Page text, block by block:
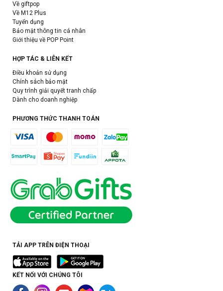
Về giftpop
Về M12 Plus
Tuyển dụng
Bảo mật thông tin cá nhân
Giới thiệu về POP Point
HỢP TÁC & LIÊN KẾT
Điều khoản sử dụng
Chính sách bảo mật
Quy trình giải quyết tranh chấp
Dành cho doanh nghiệp
PHƯƠNG THỨC THANH TOÁN
TẢI APP TRÊN ĐIỆN THOẠI
KẾT NỐI VỚI CHÚNG TÔI